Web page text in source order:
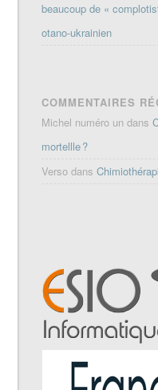
beaucoup de «
otano-ukrainien
COMMENTAIRES
Michel numéro un dans
mortellle ?
Verso dans